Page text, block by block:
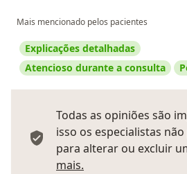
Mais mencionado pelos pacientes
Explicações detalhadas
Atencioso durante a consulta
Todas as opiniões são
isso os especialistas
para alterar ou excluir
mais.